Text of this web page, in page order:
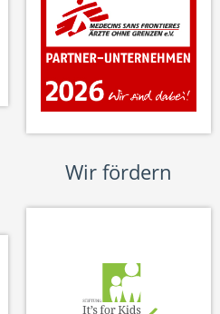
Wir fördern